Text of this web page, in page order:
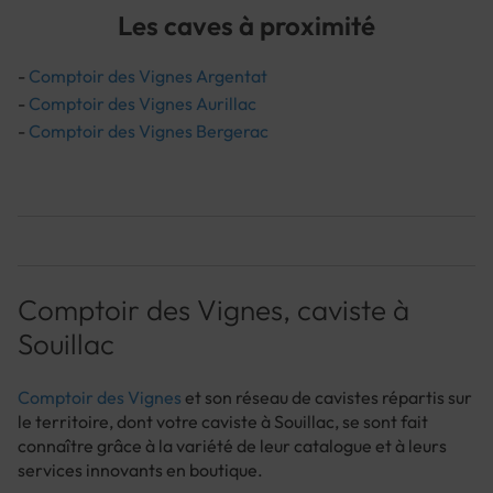
Les caves à proximité
- Comptoir des Vignes Argentat
- Comptoir des Vignes Aurillac
- Comptoir des Vignes Bergerac
Comptoir des Vignes, caviste à
Souillac
Comptoir des Vignes et son réseau de cavistes répartis sur
le territoire, dont votre caviste à Souillac, se sont fait
connaître grâce à la variété de leur catalogue et à leurs
services innovants en boutique.